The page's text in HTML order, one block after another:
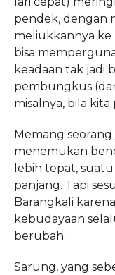
pendek, dengan
meliukkannya ke
bisa
keadaan tak jadi
pembungkus
misalnya, bila
Memang
menemukan
lebih tepat,
panjang. Tapi
Barangkali
kebudayaan
berubah.
Sarung, yang